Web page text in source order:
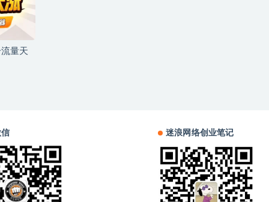
量天
迷浪网络创业笔记